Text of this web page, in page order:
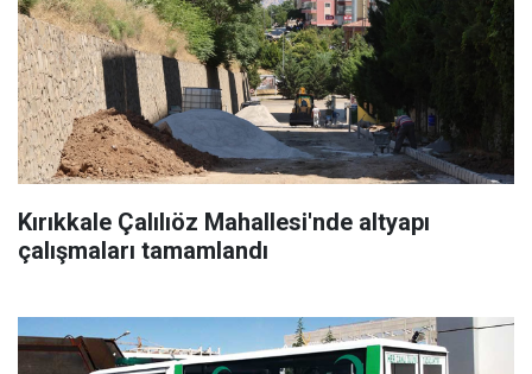
Kırıkkale Çalılıöz Mahallesi'nde altyapı
çalışmaları tamamlandı